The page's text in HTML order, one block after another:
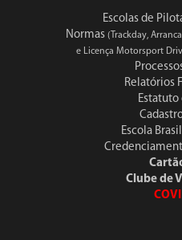
Escolas de
Normas (Trackday,
e Licença Motorsport
Relatórios
Estatuto
Escola
Clube de